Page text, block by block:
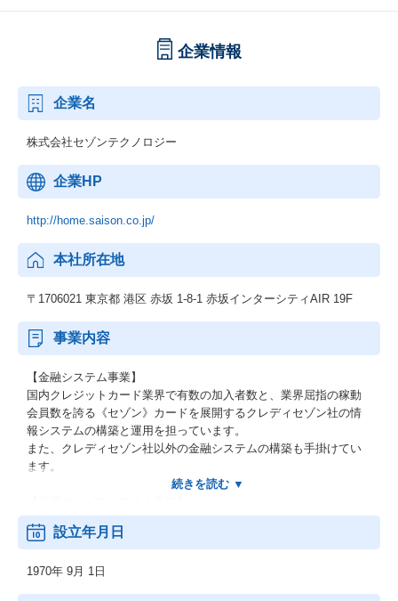
企業情報
企業名
株式会社セゾンテクノロジー
企業HP
http://home.saison.co.jp/
本社所在地
〒1706021 東京都 港区 赤坂 1-8-1 赤坂インターシティAIR 19F
事業内容
【金融システム事業】
国内クレジットカード業界で有数の加入者数と、業界屈指の稼動
会員数を誇る《セゾン》カードを展開するクレディセゾン社の情
報システムの構築と運用を担っています。
また、クレディセゾン社以外の金融システムの構築も手掛けてい
ます。
百貨店・量販店・ＦＣビジネス、専門店・外食・放送・通信等の
流通・サービス業界向けシステム構築・運用。
【パッケージソフト開発「ＨＵＬＦＴ（ハルフト）】
ＴＣＰ／ＩＰ企業内・企業間通信ミドルウェア。
設立年月日
1970年 9月 1日